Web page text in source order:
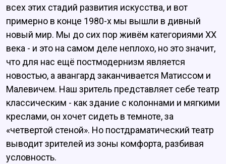
всех этих стадий развития искусства, и вот
примерно в конце 1980-х мы вышли в дивный
новый мир. Мы до сих пор живём категориями XX
века - и это на самом деле неплохо, но это значит,
что для нас ещё постмодернизм является
новостью, а авангард заканчивается Матиссом и
Малевичем. Наш зритель представляет себе театр
классическим - как здание с колоннами и мягкими
креслами, он хочет сидеть в темноте, за
«четвертой стеной». Но постдраматический театр
выводит зрителей из зоны комфорта, разбивая
условность.